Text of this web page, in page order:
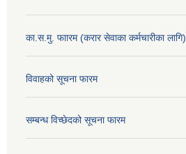
का.स.मु. फाारम (करार सेवाका कर्मचारीका लागि)
विवाहको सूचना फारम
सम्बन्ध विच्छेदको सूचना फारम